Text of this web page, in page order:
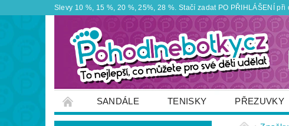
Slevy 10 %, 15 %, 20 %, 25%, 28 %. Stačí zadat PO PŘIHLÁŠENÍ
SANDÁLE TENISKY PŘEZUVKY
ZNAČKY VÝPRODEJ OBUTEX